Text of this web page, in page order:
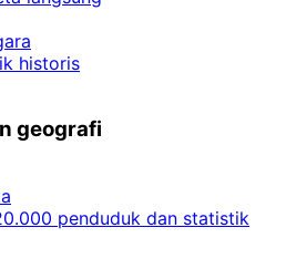
historis
geografi
penduduk dan statistik